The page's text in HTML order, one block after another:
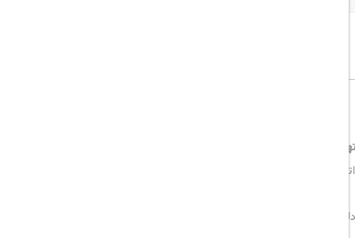
مطبوع، یخچال کوچک، کتری برقی، صندوق امانات رایگان، حمام
چشم‌اندازی زیبا به دریا یا کوه دارند.
را برای مهمانان رقم بزند.